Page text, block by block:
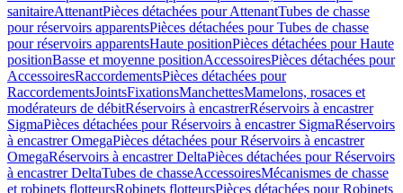
sanitaireAttenantPièces détachées pour AttenantTubes de chasse
pour réservoirs apparentsPièces détachées pour Tubes de chasse
pour réservoirs apparentsHaute positionPièces détachées pour Haute
positionBasse et moyenne positionAccessoiresPièces détachées pour
AccessoiresRaccordementsPièces détachées pour
RaccordementsJointsFixationsManchettesMamelons, rosaces et
modérateurs de débitRéservoirs à encastrerRéservoirs à encastrer
SigmaPièces détachées pour Réservoirs à encastrer SigmaRéservoirs
à encastrer OmegaPièces détachées pour Réservoirs à encastrer
OmegaRéservoirs à encastrer DeltaPièces détachées pour Réservoirs
à encastrer DeltaTubes de chasseAccessoiresMécanismes de chasse
et robinets flotteursRobinets flotteursPièces détachées pour Robinets